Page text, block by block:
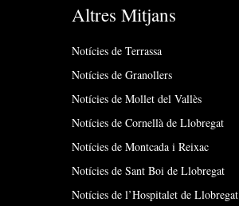
Altres Mitjans
Notícies de Terrassa
Notícies de Granollers
Notícies de Mollet del Vallès
Notícies de Cornellà de Llobregat
Notícies de Montcada i Reixac
Notícies de Sant Boi de Llobregat
Notícies de l’Hospitalet de Llobregat